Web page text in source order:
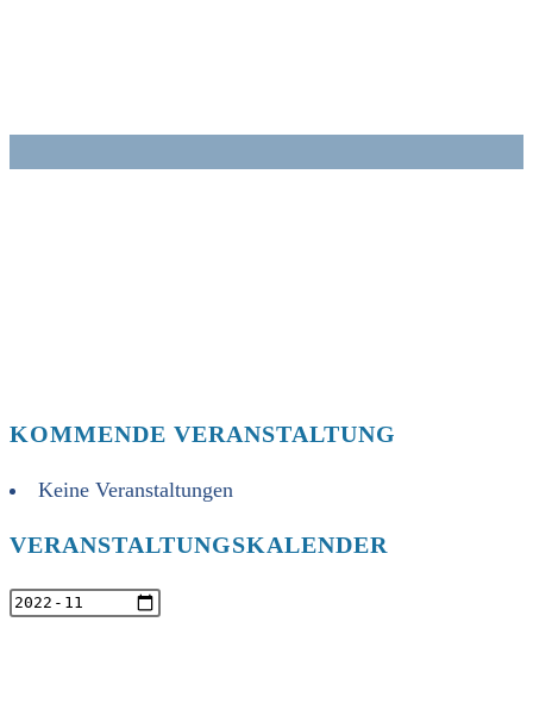
KOMMENDE VERANSTALTUNG
Keine Veranstaltungen
VERANSTALTUNGSKALENDER